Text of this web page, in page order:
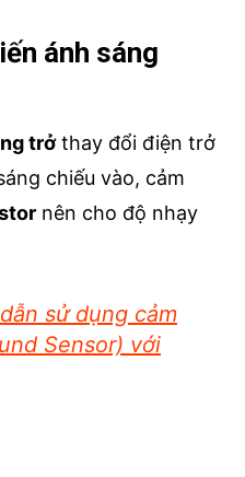
ánh sáng
trởthay đổi điện trở
chiếu vào, cảm
nên cho độ nhạy
sử dụng cảm
Sensor) với